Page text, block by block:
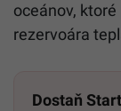
oceánov,
rezervoára
Dostaň